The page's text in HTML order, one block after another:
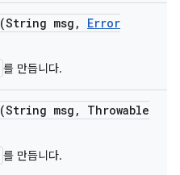
(String msg ,
Error
를 만듭니다.
(String msg ,
Throwable
를 만듭니다.